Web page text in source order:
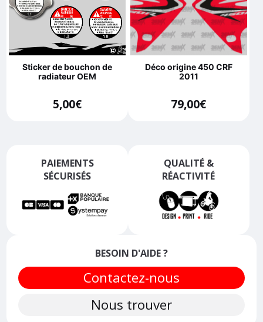
Sticker de bouchon de
radiateur OEM
5,00€
Déco origine 450 CRF
2011
79,00€
PAIEMENTS
SÉCURISÉS
QUALITÉ &
RÉACTIVITÉ
BESOIN D'AIDE ?
Contactez-nous
Nous trouver